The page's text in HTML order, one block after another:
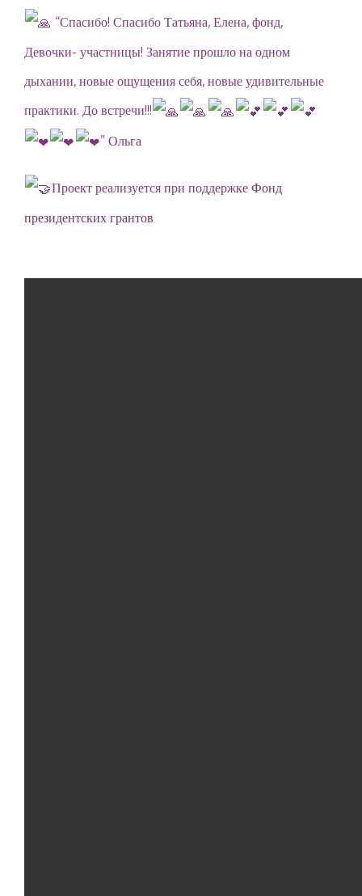
“Спасибо! Спасибо Татьяна, Елена, фонд,
Девочки- участницы! Занятие прошло на одном
дыхании, новые ощущения себя, новые удивительные
практики. До встречи!!!
” Ольга
Проект реализуется при поддержкеФонд
президентских грантов